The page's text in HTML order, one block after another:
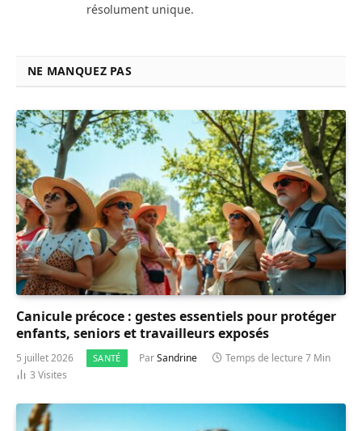
résolument unique.
NE MANQUEZ PAS
Canicule précoce : gestes essentiels pour protéger
enfants, seniors et travailleurs exposés
5 juillet 2026 SANTÉ ParSandrine
Temps de lecture 7 Min
3 Visites